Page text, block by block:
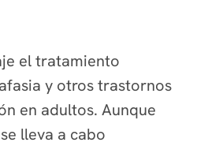
el tratamiento
y otros trastornos
en adultos. Aunque
lleva a cabo